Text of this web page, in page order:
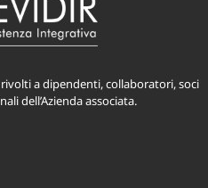
a dipendenti, collaboratori, soci
dell’Azienda associata.